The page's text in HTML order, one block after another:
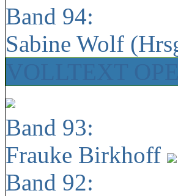
Band 94:
Sabine Wolf
Band 93:
Frauke Birkhoff
Band 92: